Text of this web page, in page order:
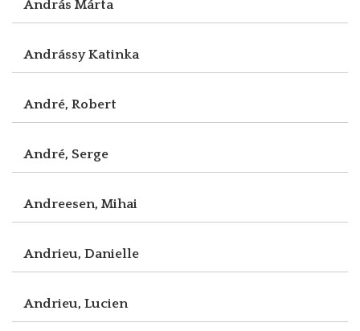
András Márta
Andrássy Katinka
André, Robert
André, Serge
Andreesen, Mihai
Andrieu, Danielle
Andrieu, Lucien